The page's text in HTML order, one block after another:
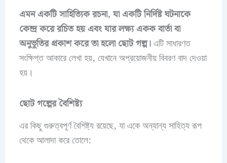
এমন একটি সাহিত্যিক রচনা, যা একটি নির্দিষ্ট ঘটনাকে
কেন্দ্র করে রচিত হয় এবং যার লক্ষ্য একক বার্তা বা
অনুভূতির প্রকাশ করে তা হলো ছোট গল্প।এটি সাধারণত
সংক্ষিপ্ত আকারে লেখা হয়, যেখানে অপ্রয়োজনীয় বিবরণ বাদ দেওয়া
হয়।
ছোট গল্পের বৈশিষ্ট্য
এর কিছু গুরুত্বপূর্ণ বৈশিষ্ট্য রয়েছে, যা একে অন্যান্য সাহিত্য রূপ
থেকে আলাদা করে তোলে: